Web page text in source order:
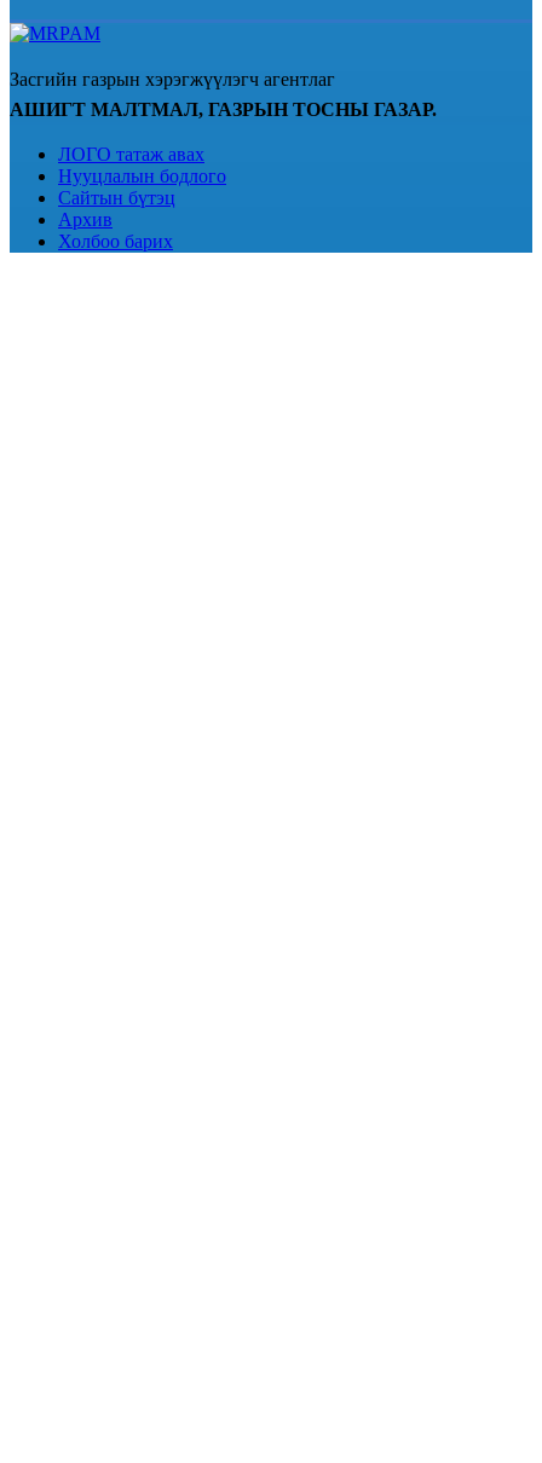
Засгийн газрын хэрэгжүүлэгч агентлаг
АШИГТ МАЛТМАЛ, ГАЗРЫН ТОСНЫ ГАЗАР.
ЛОГО татаж авах
Нууцлалын бодлого
Сайтын бүтэц
Архив
Холбоо барих